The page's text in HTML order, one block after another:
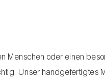
Menschen oder einen
Unser handgefertigtes